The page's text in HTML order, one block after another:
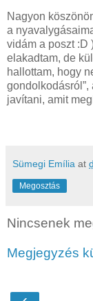
Nagyon
a
vidám a poszt :D
elakadtam, de
hallottam, hogy
javítani, amit
Sümegi Emília at
Megosztás
Nincsenek
Megjegyzés